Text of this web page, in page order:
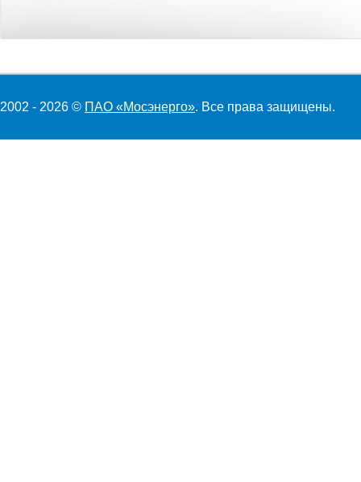
2002 - 2026 © ПАО «Мосэнерго». Все права защищены.